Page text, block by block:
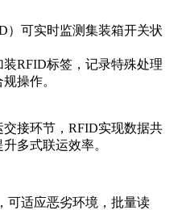
）可实时监测集装箱开关状
RFID标签，记录特殊处理
作。
交接环节，RFID实现数据共
多式联运效率。
，可适应恶劣环境，批量读